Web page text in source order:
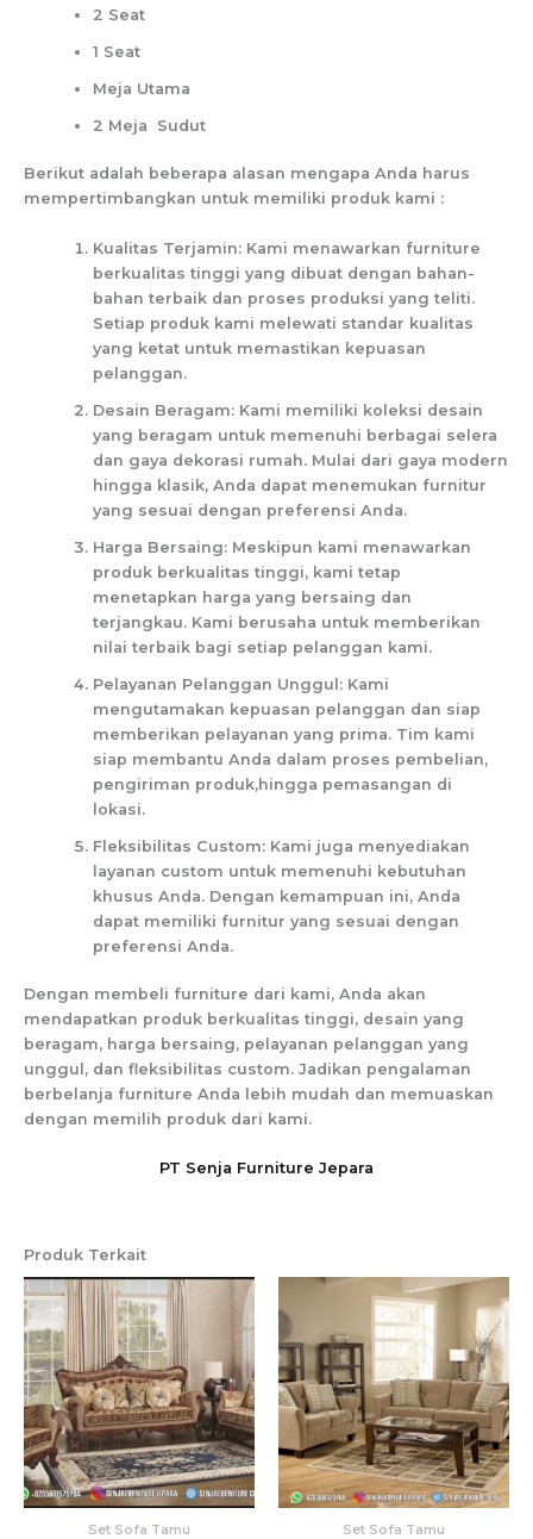
2 Seat
1 Seat
Meja Utama
2 Meja Sudut
Berikut adalah beberapa alasan mengapa Anda harus
mempertimbangkan untuk memiliki produk kami :
Kualitas Terjamin: Kami menawarkan furniture
berkualitas tinggi yang dibuat dengan bahan-
bahan terbaik dan proses produksi yang teliti.
Setiap produk kami melewati standar kualitas
yang ketat untuk memastikan kepuasan
pelanggan.
Desain Beragam: Kami memiliki koleksi desain
yang beragam untuk memenuhi berbagai selera
dan gaya dekorasi rumah. Mulai dari gaya modern
hingga klasik, Anda dapat menemukan furnitur
yang sesuai dengan preferensi Anda.
Harga Bersaing: Meskipun kami menawarkan
produk berkualitas tinggi, kami tetap
menetapkan harga yang bersaing dan
terjangkau. Kami berusaha untuk memberikan
nilai terbaik bagi setiap pelanggan kami.
Pelayanan Pelanggan Unggul: Kami
mengutamakan kepuasan pelanggan dan siap
memberikan pelayanan yang prima. Tim kami
siap membantu Anda dalam proses pembelian,
pengiriman produk,hingga pemasangan di
lokasi.
Fleksibilitas Custom: Kami juga menyediakan
layanan custom untuk memenuhi kebutuhan
khusus Anda. Dengan kemampuan ini, Anda
dapat memiliki furnitur yang sesuai dengan
preferensi Anda.
Dengan membeli furniture dari kami, Anda akan
mendapatkan produk berkualitas tinggi, desain yang
beragam, harga bersaing, pelayanan pelanggan yang
unggul, dan fleksibilitas custom. Jadikan pengalaman
berbelanja furniture Anda lebih mudah dan memuaskan
dengan memilih produk dari kami.
PT Senja Furniture Jepara
Produk Terkait
Set Sofa Tamu Set Sofa Tamu